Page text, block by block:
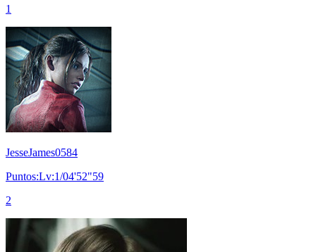
1
JesseJames0584
Puntos:Lv:1/04'52"59
2